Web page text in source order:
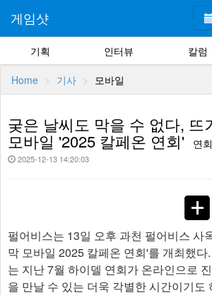
게임샷
기획 인터뷰 칼럼
Home 기사 모바일
궂은 날씨도 막을 수 없다, 뜨
모바일 '2025 칼페온 연회' 연
2025-12-13 14:20:03
펄어비스는 13일 오후 과천 펄어비스 사
막 모바일 2025 칼페온 연회'를 개최했다
는 지난 7월 하이델 연회가 온라인으로
을 만날 수 있는 더욱 각별한 시간이기도